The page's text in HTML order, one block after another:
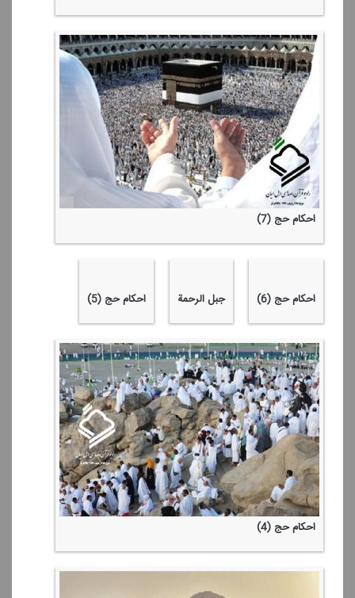
احكام حج (7)
احكام حج (6) جبل الرحمة احكام حج (5)
احكام حج (4)